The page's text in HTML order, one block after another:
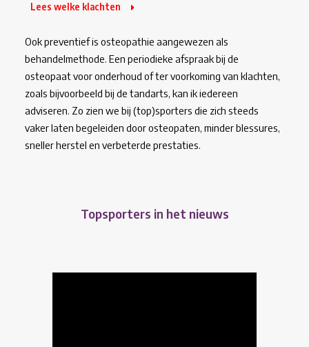
Lees welke klachten
Ook preventief is osteopathie aangewezen als
behandelmethode. Een periodieke afspraak bij de
osteopaat voor onderhoud of ter voorkoming van klachten,
zoals bijvoorbeeld bij de tandarts, kan ik iedereen
adviseren. Zo zien we bij (top)sporters die zich steeds
vaker laten begeleiden door osteopaten, minder blessures,
sneller herstel en verbeterde prestaties.
Topsporters in het nieuws